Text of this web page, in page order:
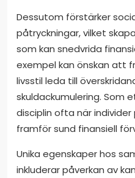
Dessutom förstärker
påtryckningar, vilket
som kan snedvrida
exempel kan önskan att
livsstil leda till
skuldackumulering. Som
disciplin ofta när
framför sund finansiell
Unika egenskaper hos
inkluderar påverkan av